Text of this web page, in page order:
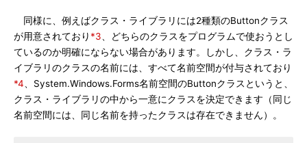
同様に、例えばクラス・ライブラリには2種類のButtonクラス
が用意されており *3 、どちらのクラスをプログラムで使おうとし
ているのか明確にならない場合があります。しかし、クラス・ラ
イブラリのクラスの名前には、すべて名前空間が付与されており
*4 、System.Windows.Forms名前空間のButtonクラスというと、
クラス・ライブラリの中から一意にクラスを決定できます（同じ
名前空間には、同じ名前を持ったクラスは存在できません）。